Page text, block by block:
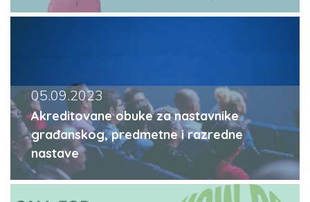
05.09.2023
Akreditovane obuke za nastavnike
građanskog, predmetne i razredne
nastave